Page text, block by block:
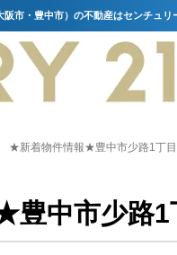
★新着物件情報★豊中市少路1丁
豊中市少路